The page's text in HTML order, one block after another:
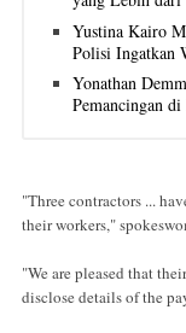
Yustina Kairo
Polisi Ingatkan
Yonathan
Pemancingan
"Three contractors ...
their workers,"
"We are pleased that
disclose details of the